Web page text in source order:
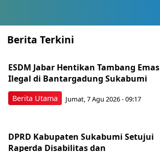
Berita Terkini
Berita Utama
ESDM Jabar Hentikan Tambang Emas
Ilegal di Bantargadung Sukabumi
Jumat, 7 Agu 2026 - 09:17
DPRD Kabupaten Sukabumi Setujui
Raperda Disabilitas dan